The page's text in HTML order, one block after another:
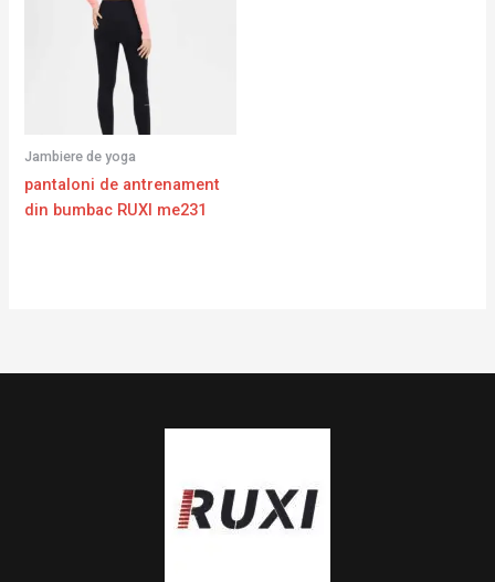
Jambiere de yoga
pantaloni de antrenament
din bumbac RUXI me231